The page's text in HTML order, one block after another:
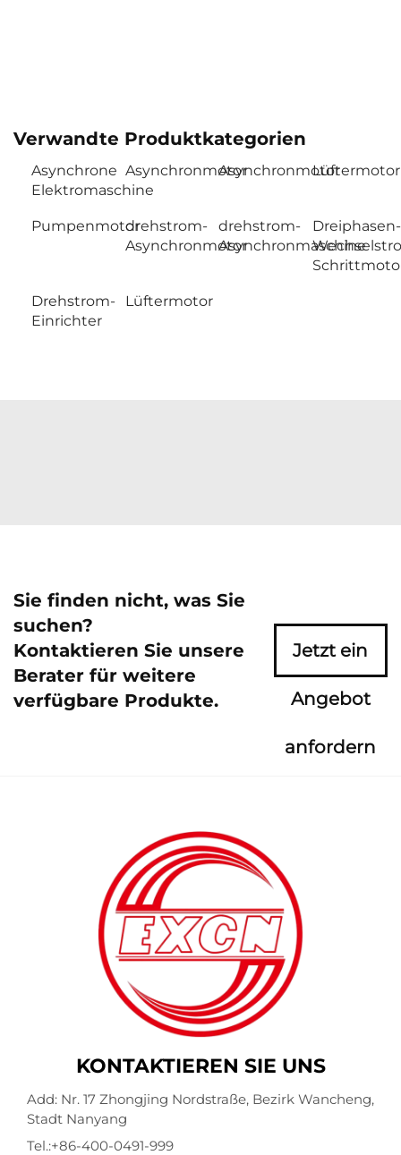
Verwandte Produktkategorien
Asynchrone
Elektromaschine
AsynchronmotorAsynchronmotorLüftermotor
Pumpenmotordrehstrom-
Asynchronmotor
drehstrom-
Asynchronmaschine
Dreiphasen-
Drehstrom-
Einrichter
Lüftermotor
Sie finden nicht, was Sie
suchen?
Kontaktieren Sie unsere
Berater für weitere
verfügbare Produkte.
Jetzt ein
Angebot
anfordern
KONTAKTIEREN SIE UNS
Add: Nr. 17 Zhongjing Nordstraße, Bezirk Wancheng,
Stadt Nanyang
Tel.:+86-400-0491-999